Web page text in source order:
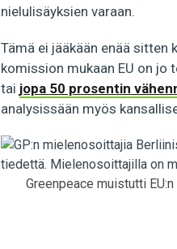
nielulisäyksien varaan.
Tämä ei jääkään enää sitten
komission mukaan EU on jo
tai jopa 50 prosentin
analysissään myös
Greenpeace muistutti